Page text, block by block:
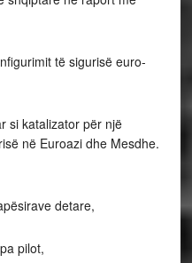
të sigurisë euro-
si katalizator për një
në Euroazi dhe Mesdhe.
detare,
pilot,